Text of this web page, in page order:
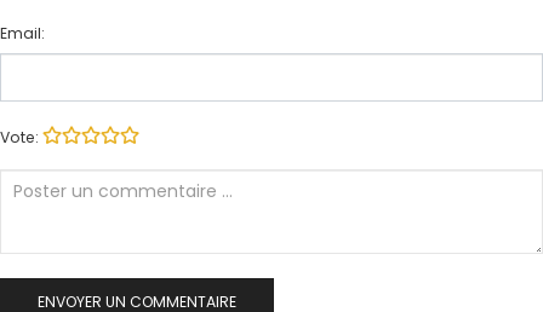
Email:
Vote: